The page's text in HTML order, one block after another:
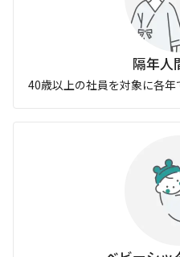
隔年人
40歳以上の社員を対象に各年